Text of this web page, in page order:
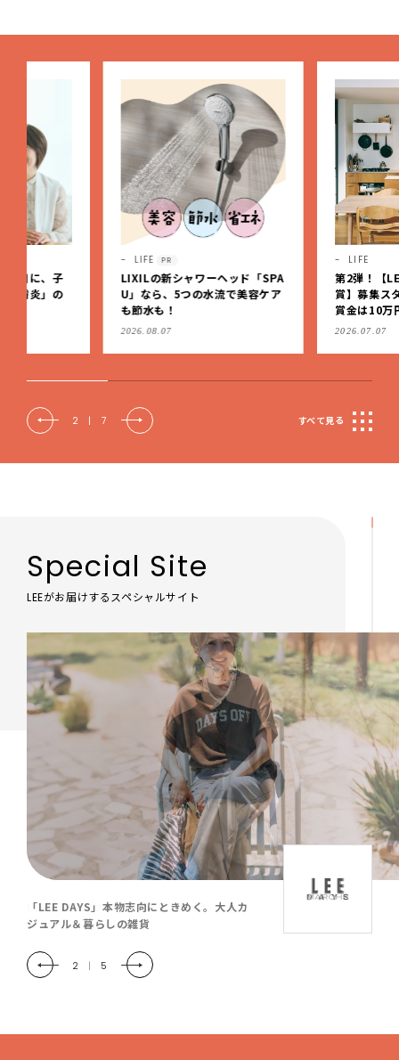
LIXILの新シャワーヘッド「SPA
U」なら、5つの水流で美容ケア
第2弾！【LEE「小さい家
賞】募集スタート！グラン
賞金は10万円【応募は9月
2 | 7 すべて見る
Special Site
LEEがお届けするスペシャルサイト
「LEE DAYS」本物志向にときめく。大人カ
ジュアル＆暮らしの雑貨
2 | 5